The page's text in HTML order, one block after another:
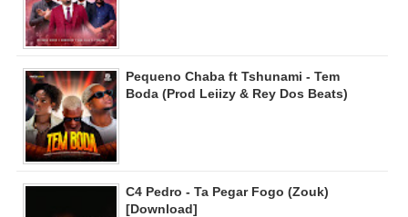
Pequeno Chaba ft Tshunami - Tem
Boda (Prod Leiizy & Rey Dos Beats)
C4 Pedro - Ta Pegar Fogo (Zouk)
[Download]